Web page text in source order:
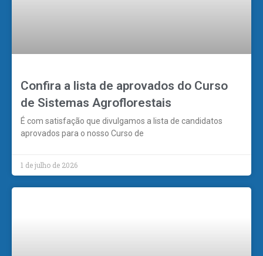
Confira a lista de aprovados do Curso
de Sistemas Agroflorestais
É com satisfação que divulgamos a lista de candidatos
aprovados para o nosso Curso de
1 de julho de 2026